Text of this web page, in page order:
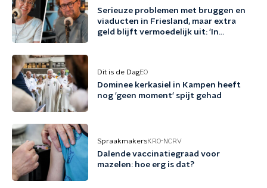
Serieuze problemen met bruggen en
viaducten in Friesland, maar extra
geld blijft vermoedelijk uit: 'In
Dit is de DagEO
Dominee kerkasiel in Kampen heeft
nog 'geen moment' spijt gehad
SpraakmakersKRO-NCRV
Dalende vaccinatiegraad voor
mazelen: hoe erg is dat?